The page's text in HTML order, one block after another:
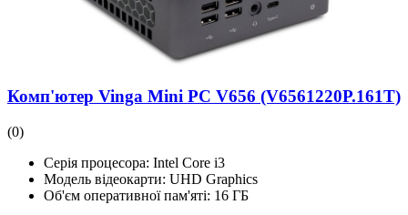
Комп'ютер Vinga Mini PC V656 (V6561220P.161T)
(0)
Серія процесора: Intel Core i3
Модель відеокарти: UHD Graphics
Об'єм оперативної пам'яті: 16 ГБ